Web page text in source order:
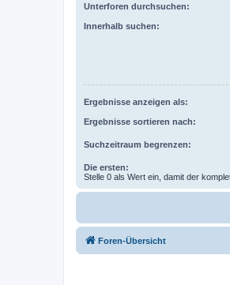
Unterforen durchsuchen:
Innerhalb suchen:
Ergebnisse anzeigen als:
Ergebnisse sortieren nach:
Suchzeitraum begrenzen:
Die ersten:
Stelle 0 als Wert ein, damit der
Foren-Übersicht